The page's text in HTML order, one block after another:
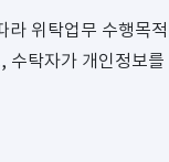
위탁업무 수행목
탁자가 개인정보